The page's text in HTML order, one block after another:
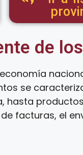
de
se
facturas, el